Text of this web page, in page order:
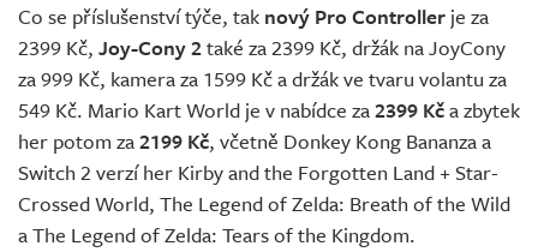
Co se příslušenství týče, tak nový Pro Controller je za
2399 Kč, Joy-Cony 2také za 2399 Kč, držák na JoyCony
za 999 Kč, kamera za 1599 Kč a držák ve tvaru volantu za
549 Kč. Mario Kart World je v nabídce za2399 Kča zbytek
her potom za2199 Kč, včetně Donkey Kong Bananza a
Switch 2 verzí her Kirby and the Forgotten Land + Star-
Crossed World, The Legend of Zelda: Breath of the Wild
a The Legend of Zelda: Tears of the Kingdom.